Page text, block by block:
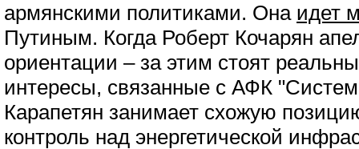
армянскими политиками. Она идет
Путиным. Когда Роберт Кочарян
ориентации – за этим стоят
интересы, связанные с АФК
Карапетян занимает схожую
контроль над энергетической